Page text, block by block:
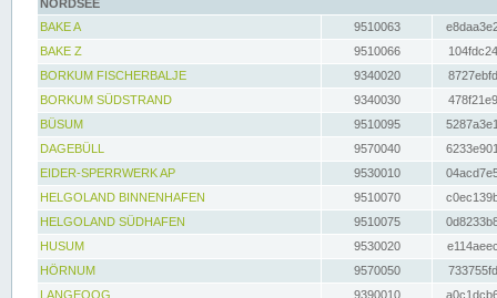
NORDSEE
BAKE A
9510063
BAKE Z
9510066
BORKUM FISCHERBALJE
9340020
BORKUM SÜDSTRAND
9340030
BÜSUM
9510095
DAGEBÜLL
9570040
EIDER-SPERRWERK AP
9530010
HELGOLAND BINNENHAFEN
9510070
HELGOLAND SÜDHAFEN
9510075
HUSUM
9530020
HÖRNUM
9570050
LANGEOOG
9390010